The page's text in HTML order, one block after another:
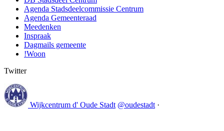
Agenda Stadsdeelcommissie Centrum
Agenda Gemeenteraad
Meedenken
Inspraak
Dagmails gemeente
!Woon
Twitter
Wijkcentrum d' Oude Stadt @oudestadt ·